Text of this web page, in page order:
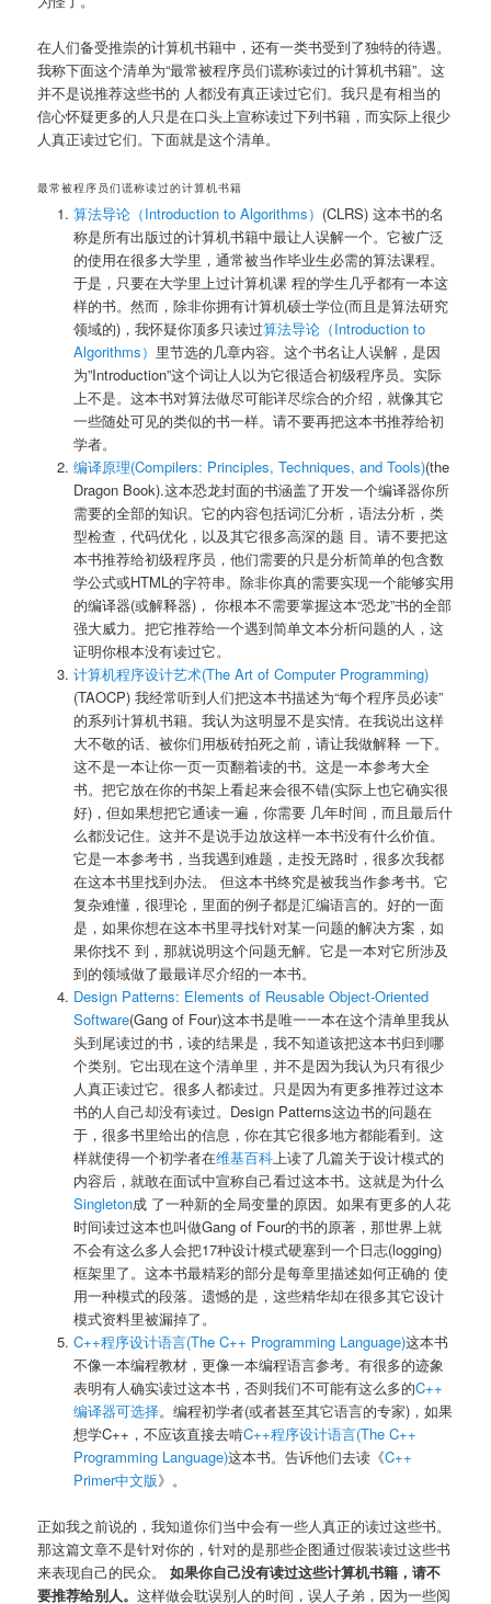
在人们备受推崇的计算机书籍中，还有一类书受到了独特的待遇。
我称下面这个清单为“最常被程序员们谎称读过的计算机书籍”。这
并不是说推荐这些书的 人都没有真正读过它们。我只是有相当的
信心怀疑更多的人只是在口头上宣称读过下列书籍，而实际上很少
人真正读过它们。下面就是这个清单。
最常被程序员们谎称读过的计算机书籍
算法导论（Introduction to Algorithms） (CLRS) 这本书的名
称是所有出版过的计算机书籍中最让人误解一个。它被广泛
的使用在很多大学里，通常被当作毕业生必需的算法课程。
于是，只要在大学里上过计算机课 程的学生几乎都有一本这
样的书。然而，除非你拥有计算机硕士学位(而且是算法研究
领域的)，我怀疑你顶多只读过算法导论（Introduction to
Algorithms） 里节选的几章内容。这个书名让人误解，是因
为”Introduction”这个词让人以为它很适合初级程序员。实际
上不是。这本书对算法做尽可能详尽综合的介绍，就像其它
一些随处可见的类似的书一样。请不要再把这本书推荐给初
学者。
编译原理(Compilers: Principles, Techniques, and Tools)(the
Dragon Book).这本恐龙封面的书涵盖了开发一个编译器你所
需要的全部的知识。它的内容包括词汇分析，语法分析，类
型检查，代码优化，以及其它很多高深的题 目。请不要把这
本书推荐给初级程序员，他们需要的只是分析简单的包含数
学公式或HTML的字符串。除非你真的需要实现一个能够实用
的编译器(或解释器)， 你根本不需要掌握这本“恐龙”书的全部
强大威力。把它推荐给一个遇到简单文本分析问题的人，这
证明你根本没有读过它。
计算机程序设计艺术(The Art of Computer Programming)
(TAOCP) 我经常听到人们把这本书描述为“每个程序员必读”
的系列计算机书籍。我认为这明显不是实情。在我说出这样
大不敬的话、被你们用板砖拍死之前，请让我做解释 一下。
这不是一本让你一页一页翻着读的书。这是一本参考大全
书。把它放在你的书架上看起来会很不错(实际上也它确实很
好)，但如果想把它通读一遍，你需要 几年时间，而且最后什
么都没记住。这并不是说手边放这样一本书没有什么价值。
它是一本参考书，当我遇到难题，走投无路时，很多次我都
在这本书里找到办法。 但这本书终究是被我当作参考书。它
复杂难懂，很理论，里面的例子都是汇编语言的。好的一面
是，如果你想在这本书里寻找针对某一问题的解决方案，如
果你找不 到，那就说明这个问题无解。它是一本对它所涉及
到的领域做了最最详尽介绍的一本书。
Design Patterns: Elements of Reusable Object-Oriented
Software(Gang of Four)这本书是唯一一本在这个清单里我从
头到尾读过的书，读的结果是，我不知道该把这本书归到哪
个类别。它出现在这个清单里，并不是因为我认为只有很少
人真正读过它。很多人都读过。只是因为有更多推荐过这本
书的人自己却没有读过。Design Patterns这边书的问题在
于，很多书里给出的信息，你在其它很多地方都能看到。这
样就使得一个初学者在维基百科上读了几篇关于设计模式的
内容后，就敢在面试中宣称自己看过这本书。这就是为什么
Singleton成 了一种新的全局变量的原因。如果有更多的人花
时间读过这本也叫做Gang of Four的书的原著，那世界上就
不会有这么多人会把17种设计模式硬塞到一个日志(logging)
框架里了。这本书最精彩的部分是每章里描述如何正确的 使
用一种模式的段落。遗憾的是，这些精华却在很多其它设计
模式资料里被漏掉了。
C++程序设计语言(The C++ Programming Language)这本书
不像一本编程教材，更像一本编程语言参考。有很多的迹象
表明有人确实读过这本书，否则我们不可能有这么多的C++
编译器可选择。编程初学者(或者甚至其它语言的专家)，如果
想学C++，不应该直接去啃C++程序设计语言(The C++
Programming Language)这本书。告诉他们去读《C++
Primer中文版》。
正如我之前说的，我知道你们当中会有一些人真正的读过这些书。
那这篇文章不是针对你的，针对的是那些企图通过假装读过这些书
来表现自己的民众。如果你自己没有读过这些计算机书籍，请不
要推荐给别人。这样做会耽误别人的时间，误人子弟，因为一些阅